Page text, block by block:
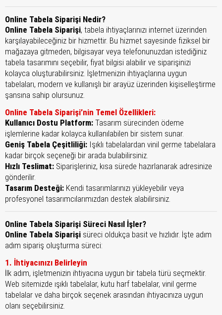
Online Tabela Siparişi Nedir?
Online Tabela Siparişi, tabela ihtiyaçlarınızı internet üzerinden
karşılayabileceğiniz bir hizmettir. Bu hizmet sayesinde fiziksel bir
mağazaya gitmeden, bilgisayar veya telefonunuzdan istediğiniz
tabela tasarımını seçebilir, fiyat bilgisi alabilir ve siparişinizi
kolayca oluşturabilirsiniz. İşletmenizin ihtiyaçlarına uygun
tabelaları, modern ve kullanışlı bir arayüz üzerinden kişiselleştirme
şansına sahip olursunuz.
Online Tabela Siparişi’nin Temel Özellikleri:
Kullanıcı Dostu Platform: Tasarım sürecinden ödeme
işlemlerine kadar kolayca kullanılabilen bir sistem sunar.
Geniş Tabela Çeşitliliği: Işıklı tabelalardan vinil germe tabelalara
kadar birçok seçeneği bir arada bulabilirsiniz.
Hızlı Teslimat: Siparişleriniz, kısa sürede hazırlanarak adresinize
gönderilir.
Tasarım Desteği: Kendi tasarımlarınızı yükleyebilir veya
profesyonel tasarımcılarımızdan destek alabilirsiniz.
Online Tabela Siparişi Süreci Nasıl İşler?
Online Tabela Siparişi süreci oldukça basit ve hızlıdır. İşte adım
adım sipariş oluşturma süreci:
1. İhtiyacınızı Belirleyin
İlk adım, işletmenizin ihtiyacına uygun bir tabela türü seçmektir.
Web sitemizde ışıklı tabelalar, kutu harf tabelalar, vinil germe
tabelalar ve daha birçok seçenek arasından ihtiyacınıza uygun
olanı seçebilirsiniz.